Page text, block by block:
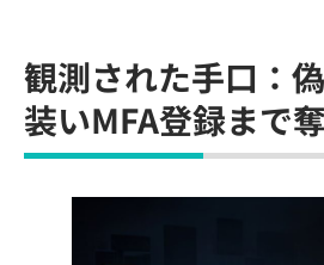
観測された手口：
装いMFA登録まで